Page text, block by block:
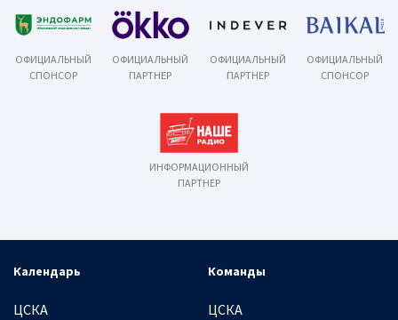
ОФИЦИАЛЬНЫЙ
СПОНСОР
ОФИЦИАЛЬНЫЙ
ПАРТНЕР
ОФИЦИАЛЬНЫЙ
ПАРТНЕР
ОФИЦИАЛЬНЫЙ
СПОНСОР
ИНФОРМАЦИОННЫЙ
ПАРТНЕР
Календарь
ЦСКА
Команды
ЦСКА